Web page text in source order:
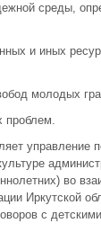
среды,
и иных
молодых
проблем.
во
Иркутской
с